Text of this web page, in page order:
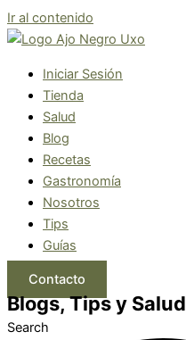
Ir al contenido
Iniciar Sesión
Tienda
Salud
Blog
Recetas
Gastronomía
Nosotros
Tips
Guías
Contacto
Blogs, Tips y Salud
Search